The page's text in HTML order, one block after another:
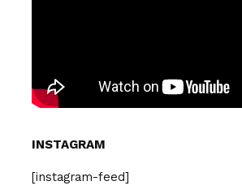
INSTAGRAM
[instagram-feed]